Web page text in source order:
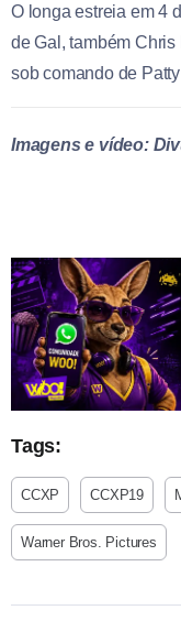
O longa estreia em 4
de Gal, também
sob comando de
Imagens e vídeo:
Tags:
CCXP CCXP19
Warner Bros. Pictures